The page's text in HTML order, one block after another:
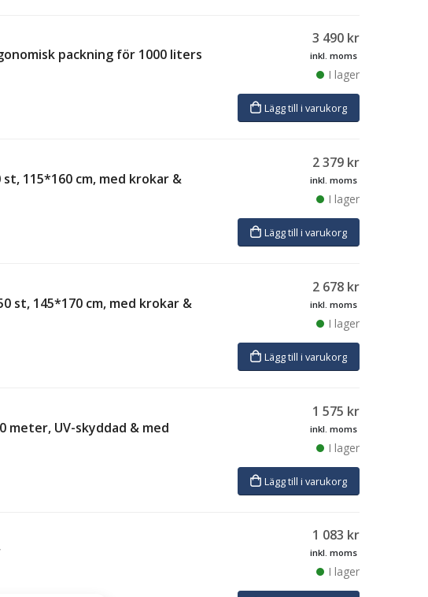
packning för 1000 liters
3 490 kr
inkl. moms
I lager
Lägg till i varukorg
115*160 cm, med krokar &
2 379 kr
inkl. moms
I lager
Lägg till i varukorg
st, 145*170 cm, med krokar &
2 678 kr
inkl. moms
I lager
Lägg till i varukorg
meter, UV-skyddad & med
1 575 kr
inkl. moms
I lager
Lägg till i varukorg
1 083 kr
inkl. moms
I lager